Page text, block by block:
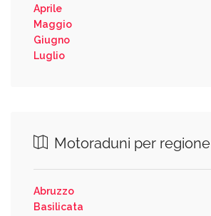
Aprile
Maggio
Giugno
Luglio
Motoraduni per regione
Abruzzo
Basilicata